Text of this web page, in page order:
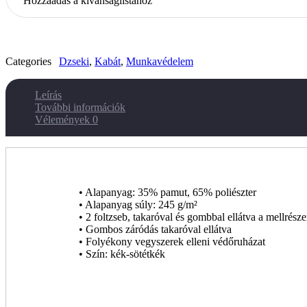
Categories Dzseki, Kabát, Munkavédelem
Leírás
További információk
Vélemények 0
• Alapanyag: 35% pamut, 65% poliészter
• Alapanyag súly: 245 g/m²
• 2 foltzseb, takaróval és gombbal ellátva a
• Gombos záródás takaróval ellátva
• Folyékony vegyszerek elleni védőruházat
• Szín: kék-sötétkék